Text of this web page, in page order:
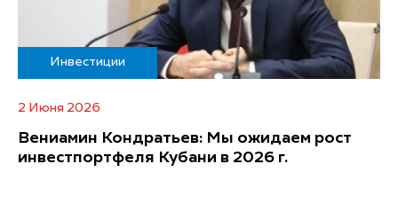
Инвестиции
2 Июня 2026
Вениамин Кондратьев: Мы ожидаем рост
инвестпортфеля Кубани в 2026 г.